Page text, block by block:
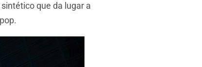
que da lugar a